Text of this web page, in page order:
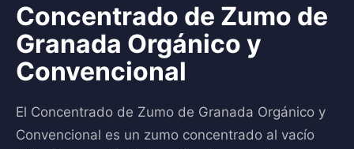
Concentrado de Zumo de
Granada Orgánico y
Convencional
El Concentrado de Zumo de Granada Orgánico y
Convencional es un zumo concentrado al vacío